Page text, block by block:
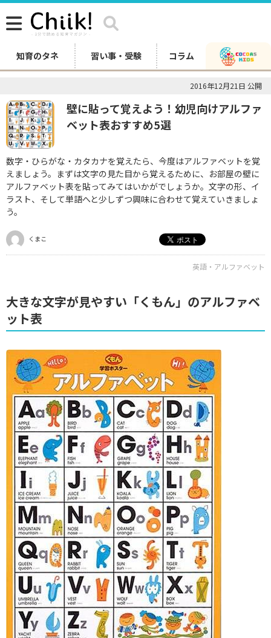
知育のタネ 習い事・受験 コラム
2016年12月21日 公開
壁に貼って覚えよう！幼児向けアルファ
ベット表おすすめ5選
数字・ひらがな・カタカナを覚えたら、今度はアルファベットを覚
えましょう。まずは文字の見た目から覚えるために、お部屋の壁に
アルファベット表を貼ってみてはいかがでしょうか。文字の形、イ
ラスト、そして単語へと少しずつ興味に合わせて覚えていきましょ
う。
くまこ
英語・アルファベット
大きな文字が見やすい「くもん」のアルファベ
ット表